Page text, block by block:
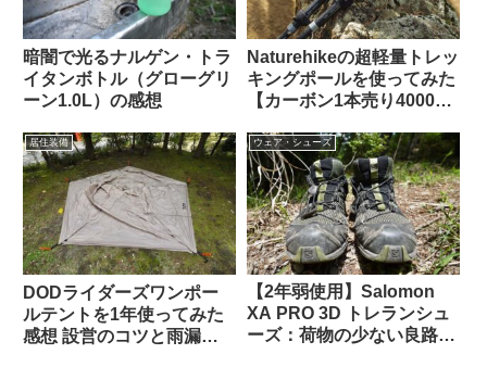
暗闇で光るナルゲン・トラ
イタンボトル（グローグリ
ーン1.0L）の感想
Naturehikeの超軽量トレッ
キングポールを使ってみた
【カーボン1本売り4000
居住装備
DODライダーズワンポー
ルテントを1年使ってみた
感想 設営のコツと雨漏り
ウェア・シューズ
【2年弱使用】Salomon
XA PRO 3D トレランシュ
ーズ：荷物の少ない良路ハ